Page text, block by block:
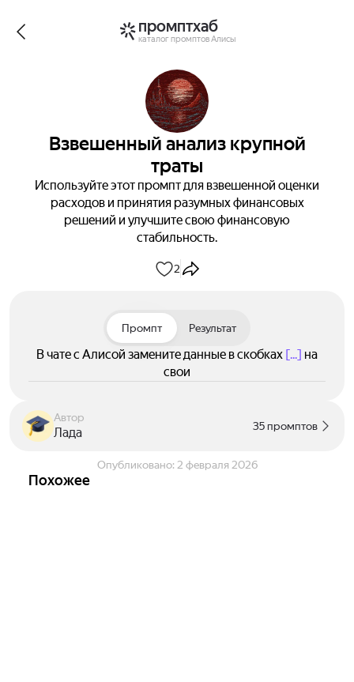
промптхаб
каталог промптов Алисы
Взвешенный анализ крупной
траты
Используйте этот промпт для взвешенной оценки
расходов и принятия разумных финансовых
решений и улучшите свою финансовую
стабильность.
2
Промпт Результат
В чате с Алисой замените данные в скобках [...] на
свои
Автор
Лада 35 промптов
Опубликовано: 2 февраля 2026
Похожее